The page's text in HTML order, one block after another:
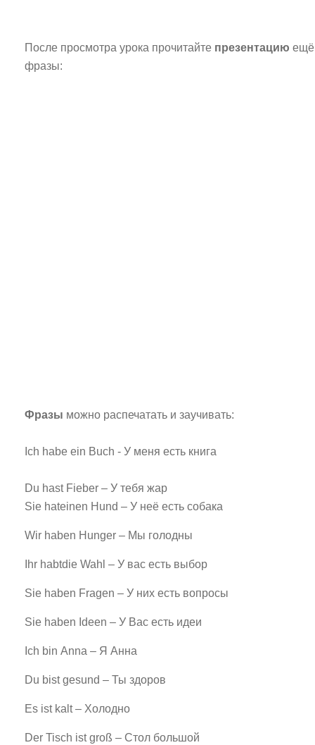
После просмотра урока прочитайте презентацию ещё
фразы:
Фразы можно распечатать и заучивать:
Ich habe ein Buch - У меня есть книга
Du hast Fieber – У тебя жар
Sie hateinen Hund – У неё есть собака
Wir haben Hunger – Мы голодны
Ihr habtdie Wahl – У вас есть выбор
Sie haben Fragen – У них есть вопросы
Sie haben Ideen – У Вас есть идеи
Ich bin Anna – Я Анна
Du bist gesund – Ты здоров
Es ist kalt – Холодно
Der Tisch ist groß – Стол большой